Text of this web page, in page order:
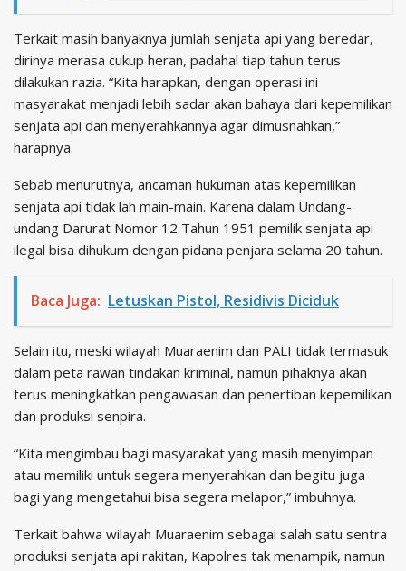
Terkait masih banyaknya jumlah senjata api yang beredar,
dirinya merasa cukup heran, padahal tiap tahun terus
dilakukan razia. “Kita harapkan, dengan operasi ini
masyarakat menjadi lebih sadar akan bahaya dari kepemilikan
senjata api dan menyerahkannya agar dimusnahkan,”
harapnya.
Sebab menurutnya, ancaman hukuman atas kepemilikan
senjata api tidak lah main-main. Karena dalam Undang-
undang Darurat Nomor 12 Tahun 1951 pemilik senjata api
ilegal bisa dihukum dengan pidana penjara selama 20 tahun.
Baca Juga: Letuskan Pistol, Residivis Diciduk
Selain itu, meski wilayah Muaraenim dan PALI tidak termasuk
dalam peta rawan tindakan kriminal, namun pihaknya akan
terus meningkatkan pengawasan dan penertiban kepemilikan
dan produksi senpira.
“Kita mengimbau bagi masyarakat yang masih menyimpan
atau memiliki untuk segera menyerahkan dan begitu juga
bagi yang mengetahui bisa segera melapor,” imbuhnya.
Terkait bahwa wilayah Muaraenim sebagai salah satu sentra
produksi senjata api rakitan, Kapolres tak menampik, namun